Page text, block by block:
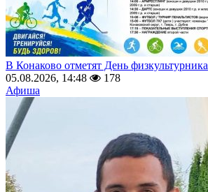
В Конаково отметят День физкультурника
05.08.2026, 14:48
178
Афиша